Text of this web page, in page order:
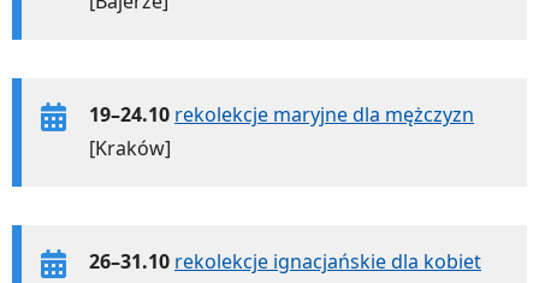
19–24.10 rekolekcje maryjne dla mężczyzn
[Kraków]
26–31.10 rekolekcje ignacjańskie dla kobiet